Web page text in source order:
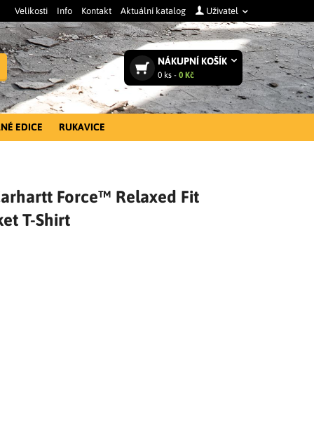
Velikosti Info Kontakt Aktuální katalog Uživatel
NÁKUPNÍ KOŠÍK
0 ks - 0 Kč
Vyhledat
EDICE RUKAVICE
Force™ Relaxed Fit
T-Shirt